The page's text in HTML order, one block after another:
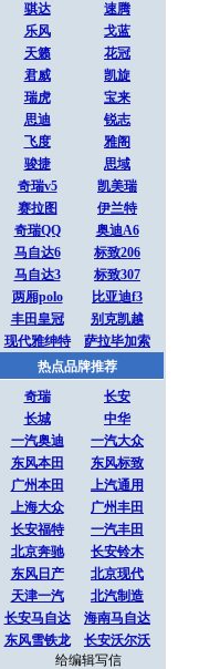
骐达
速腾
乐风
戈蓝
天籁
花冠
君威
凯旋
瑞虎
宝来
思迪
锐志
飞度
雅阁
骏捷
思域
奇瑞v5
凯美瑞
赛拉图
伊兰特
奇瑞QQ
奥迪A6
马自达6
标致206
马自达3
标致307
两厢polo
比亚迪f3
丰田皇冠
别克凯越
现代雅绅特
萨拉毕加索
热点品牌推荐
奇瑞
长安
长城
中华
一汽奥迪
一汽大众
东风本田
东风标致
广州本田
上汽通用
上海大众
广州丰田
长安福特
一汽丰田
北京奔驰
长安铃木
东风日产
北京现代
天津一汽
北汽制造
长安马自达
海南马自达
东风雪铁龙
长安沃尔沃
给编辑写信